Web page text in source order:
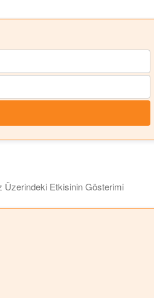
Üzerindeki Etkisinin Gösterimi
akımı üzerindeki olumlu